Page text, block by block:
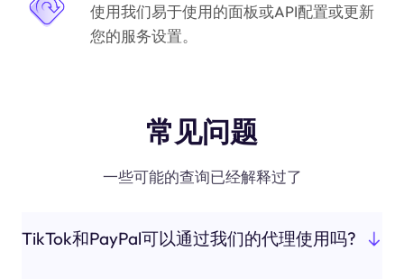
使用我们易于使用的面板或API配置或更新
您的服务设置。
常见问题
一些可能的查询已经解释过了
TikTok和PayPal可以通过我们的代理使用吗?